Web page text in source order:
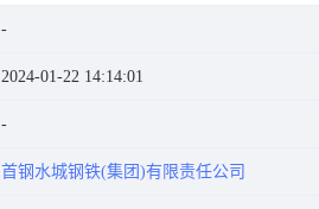
2024-01-22 14:14:01
首钢水城钢铁(集团)有限责任公司